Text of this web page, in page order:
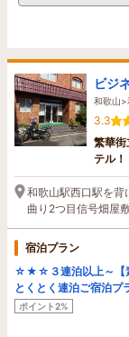
ビジ
和歌山>
3.3
繁華街
テル
和歌山駅西口駅を背
曲り2つ目信号畑屋
宿泊プラン
☆★☆３連泊以上～【
とくとく連泊ご宿
ポイント2%